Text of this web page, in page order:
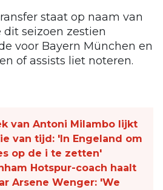
staat op naam van
dit seizoen zestien
voor Bayern München en
of assists liet noteren.
van Antoni Milambo lijkt
van tijd: 'In Engeland om
op de i te zetten'
Hotspur-coach haalt
Arsene Wenger: 'We